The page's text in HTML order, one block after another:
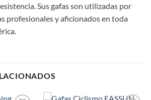
Sus gafas son utilizadas por
profesionales y aficionados en toda